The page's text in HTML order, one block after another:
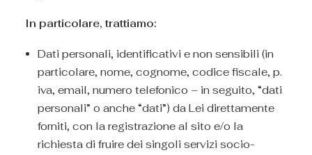
In particolare, trattiamo:
Dati personali, identificativi e non sensibili (in
particolare, nome, cognome, codice fiscale, p.
iva, email, numero telefonico – in seguito, “dati
personali” o anche “dati”) da Lei direttamente
forniti, con la registrazione al sito e/o la
richiesta di fruire dei singoli servizi socio-